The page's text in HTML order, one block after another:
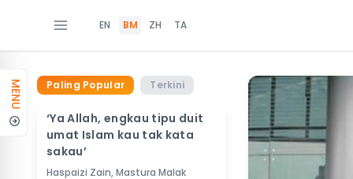
EN BM ZH TA
MENU Paling Popular Terkini
‘Ya Allah, engkau tipu duit
umat Islam kau tak kata
sakau’
Haspaizi Zain, Mastura Malak